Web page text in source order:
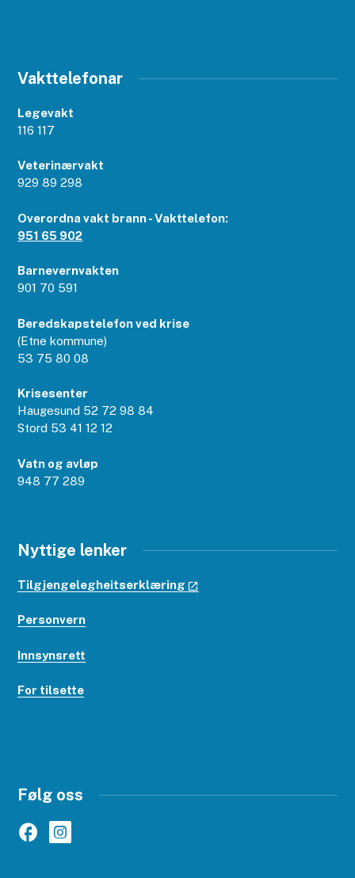
Vakttelefonar
Legevakt
116 117
Veterinærvakt
929 89 298
Overordna vakt brann - Vakttelefon:
951 65 902
Barnevernvakten
901 70 591
Beredskapstelefon ved krise
(Etne kommune)
53 75 80 08
Krisesenter
Haugesund 52 72 98 84
Stord 53 41 12 12
Vatn og avløp
948 77 289
Nyttige lenker
Tilgjengelegheitserklæring
Personvern
Innsynsrett
For tilsette
Følg oss
FacebookInstagram